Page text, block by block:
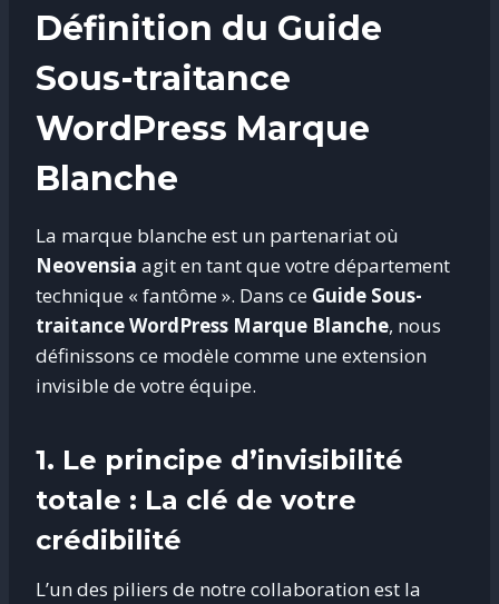
Définition du Guide
Sous-traitance
WordPress Marque
Blanche
La marque blanche est un partenariat où
Neovensia agit en tant que votre département
technique « fantôme ». Dans ce Guide Sous-
traitance WordPress Marque Blanche, nous
définissons ce modèle comme une extension
invisible de votre équipe.
1. Le principe d’invisibilité
totale : La clé de votre
crédibilité
L’un des piliers de notre collaboration est la